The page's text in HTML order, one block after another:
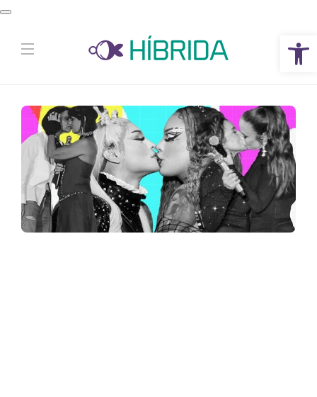
Abrir a barra de ferramentas